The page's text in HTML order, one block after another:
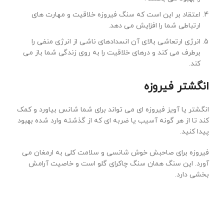
اعتقاد بر این است که سنگ فیروزه خلاقیت و مهارت های
ارتباطی شما را افزایش می دهد.
انرژی ارتعاشی بالای آن انسدادهای ناشی از انرژی منفی را
برطرف می کند و درهای خلاقیت را به روی زندگی شما باز می
کند.
انگشتر فیروزه
انگشتر یا آویز فیروزه ای می تواند برای شما شانس بیاورد و کمک
کند تا از هر گونه آسیب یا ضربه ای که از گذشته وارد شده بهبود
پیدا کنید.
فیروزه برای صاحبش خوش شانسی و سلامت کلی به ارمغان می
آورد. این سنگ همان سنگ چاکرای گلو است و خاصیت آرامش
بخشی دارد.